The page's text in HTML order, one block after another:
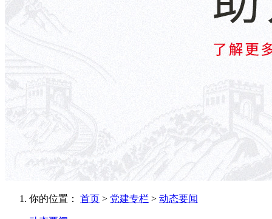
你的位置： 首页 > 党建专栏 > 动态要闻